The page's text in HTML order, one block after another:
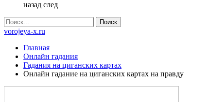
назад след
vorojeya-x.ru
Главная
Онлайн гадания
Гадания на циганских картах
Онлайн гадание на циганских картах на правду